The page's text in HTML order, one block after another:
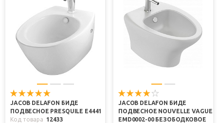
JACOB DELAFON БИДЕ
ПОДВЕСНОЕ PRESQUILE E4441
Код товара
12433
JACOB DELAFON БИДЕ
ПОДВЕСНОЕ NOUVELLE VAGUE
EMD0002-00 БЕЗОБОДКОВОЕ